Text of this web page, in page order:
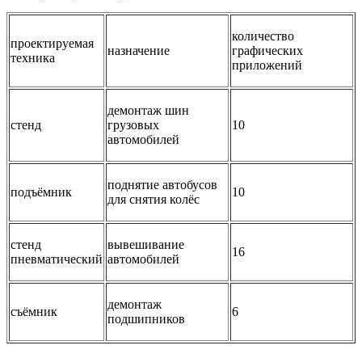
проектируемая
техника
назначение
количество
графических
приложений
стенд
демонтаж шин
грузовых
автомобилей
10
подъёмник
поднятие автобусов
для снятия колёс
10
стенд
пневматический
вывешивание
автомобилей
16
съёмник
демонтаж
подшипников
6